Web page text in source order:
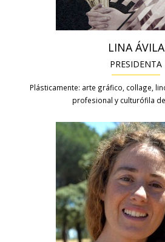
LINA ÁVILA
PRESIDENTA
Plásticamente: arte gráfico, collage,
profesional y culturófila